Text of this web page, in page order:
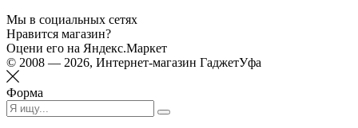
Мы в социальных сетях
Нравится магазин?
Оцени его на Яндекс.Маркет
© 2008 — 2026, Интернет-магазин ГаджетУфа
Форма